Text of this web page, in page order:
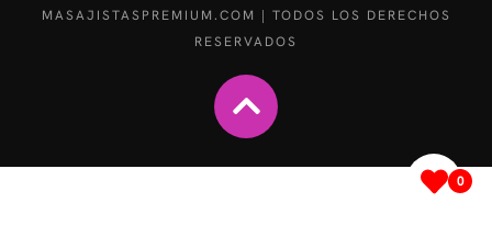
MASAJISTASPREMIUM.COM | TODOS LOS DERECHOS
RESERVADOS
0